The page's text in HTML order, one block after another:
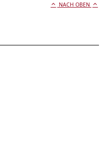
NACH OBEN